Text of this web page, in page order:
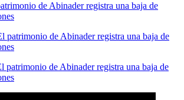
de Abinader registra una baja de
patrimonio de Abinader registra una baja de
patrimonio de Abinader registra una baja de